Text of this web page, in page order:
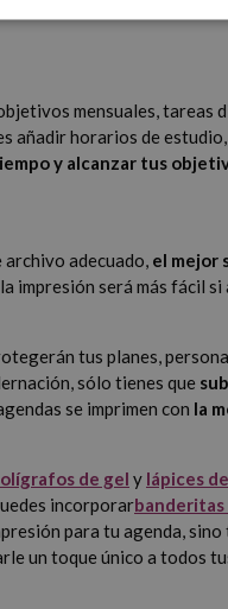
mensuales, tareas
añadir horarios de
y alcanzar tus
adecuado, el mejor
impresión será más fácil
tus planes,
sólo tienes que
se imprimen con la
de gel y lápices
incorporarbanderitas
para tu agenda, sino
un toque único a todos